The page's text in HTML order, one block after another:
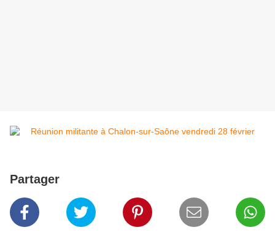
Partager